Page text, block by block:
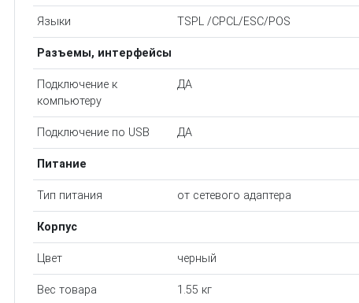
Языки TSPL /CPCL/ESC/POS
Разъемы, интерфейсы
Подключение к
компьютеру
ДА
Подключение по USB ДА
Питание
Тип питания от сетевого адаптера
Корпус
Цвет черный
Вес товара 1.55 кг